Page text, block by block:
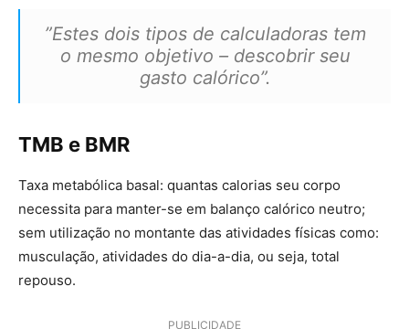
”Estes dois tipos de calculadoras tem
o mesmo objetivo – descobrir seu
gasto calórico”.
TMB e BMR
Taxa metabólica basal: quantas calorias seu corpo
necessita para manter-se em balanço calórico neutro;
sem utilização no montante das atividades físicas como:
musculação, atividades do dia-a-dia, ou seja, total
repouso.
PUBLICIDADE